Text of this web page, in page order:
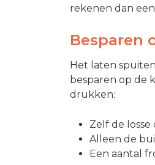
rekenen dan
Besparen
Het laten
besparen op de
drukken:
Zelf de
Alleen de
Een aantal